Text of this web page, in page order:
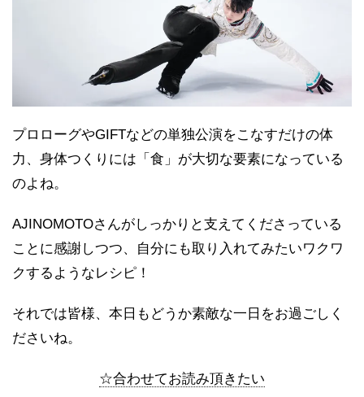
プロローグやGIFTなどの単独公演をこなすだけの体
力、身体つくりには「食」が大切な要素になっている
のよね。
AJINOMOTOさんがしっかりと支えてくださっている
ことに感謝しつつ、自分にも取り入れてみたいワクワ
クするようなレシピ！
それでは皆様、本日もどうか素敵な一日をお過ごしく
ださいね。
☆合わせてお読み頂きたい